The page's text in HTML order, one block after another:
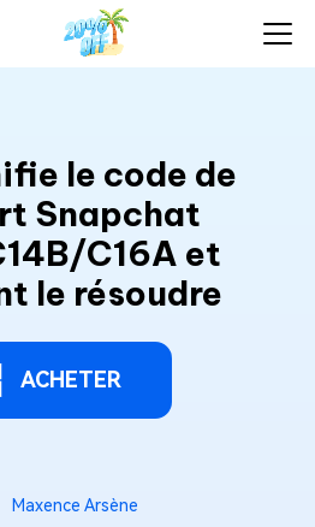
le code de
Snapchat
C16A et
le résoudre
ACHETER
Maxence Arsène